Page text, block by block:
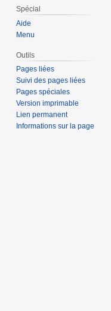
Spécial
Aide
Menu
Outils
Pages liées
Suivi des pages liées
Pages spéciales
Version imprimable
Lien permanent
Informations sur la page